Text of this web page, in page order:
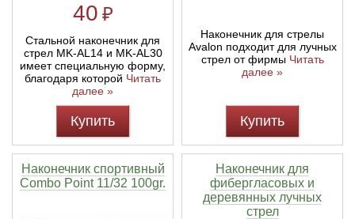
40 ₽
Стальной наконечник для
стрел MK-AL14 и MK-AL30
имеет специальную форму,
благодаря которой Читать
далее »
Купить
Наконечник для стрелы
Avalon подходит для лучных
стрел от фирмы Читать
далее »
Купить
Наконечник спортивный
Combo Point 11/32 100gr.
Наконечник для
фибергласовых и
деревянных лучных
стрел
Кликеры для лука
Плунжеры для лука
Киссеры для лука